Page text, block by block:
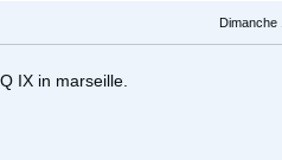
Dimanche
IX in marseille.